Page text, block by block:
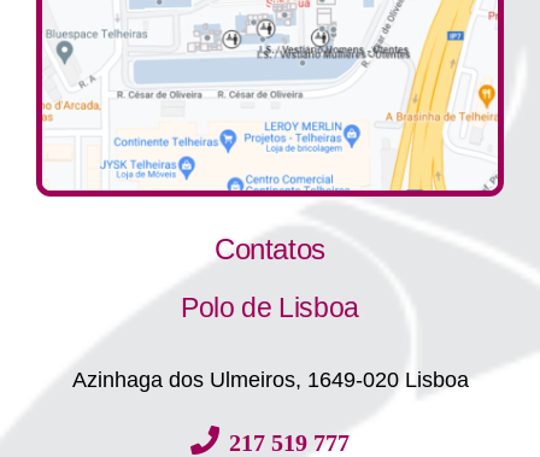
Contatos
Polo de Lisboa
Azinhaga dos Ulmeiros, 1649-020 Lisboa
217 519 777